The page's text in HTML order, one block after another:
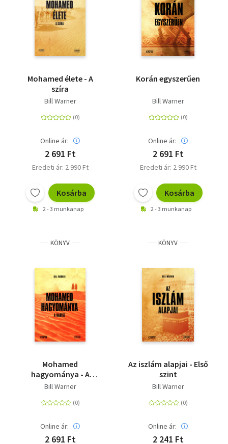
Mohamed élete - A
szíra
Bill Warner
Online ár:
2 691 Ft
Eredeti ár: 2 990 Ft
Kosárba
2 - 3 munkanap
Korán egyszerűen
Bill Warner
Online ár:
2 691 Ft
Eredeti ár: 2 990 Ft
Kosárba
2 - 3 munkanap
KÖNYV
Mohamed
hagyománya - A
hadísz - Első szint
Bill Warner
Online ár:
2 691 Ft
KÖNYV
Az iszlám alapjai - Első
szint
Bill Warner
Online ár:
2 241 Ft